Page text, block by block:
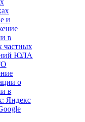
и
в
частных
ЮЛА
о
в
Яндекс